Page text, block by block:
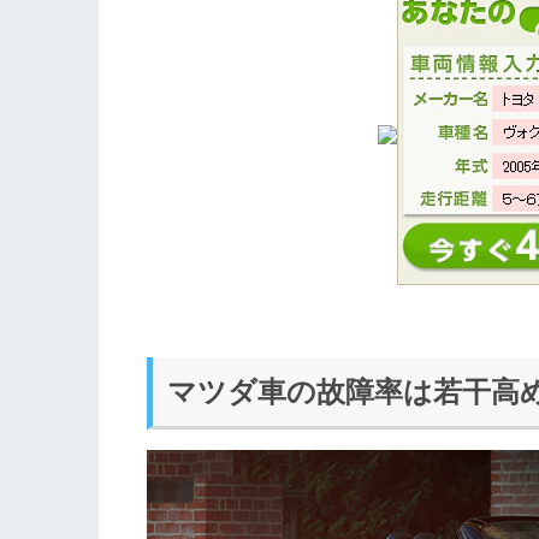
マツダ車の故障率は若干高